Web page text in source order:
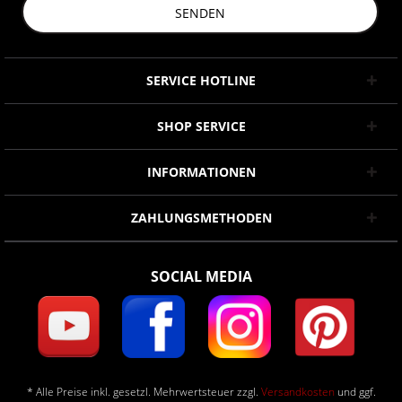
SENDEN
SERVICE HOTLINE
SHOP SERVICE
INFORMATIONEN
ZAHLUNGSMETHODEN
SOCIAL MEDIA
* Alle Preise inkl. gesetzl. Mehrwertsteuer zzgl. Versandkosten und ggf.